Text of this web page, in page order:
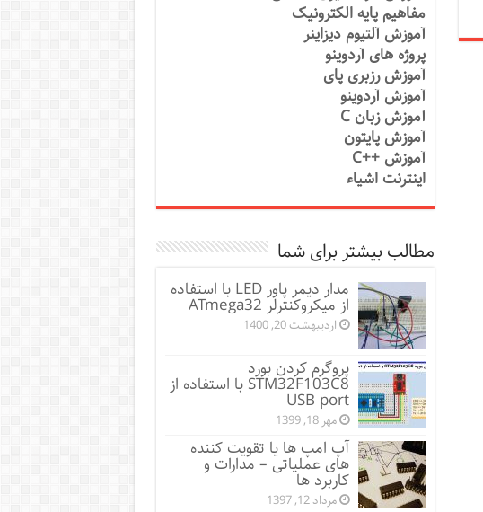
مفاهیم پایه الکترونیک
آموزش آلتیوم دیزاینر
پروژه های آردوینو
آموزش رزبری پای
آموزش آردوینو
آموزش زبان C
آموزش پایتون
آموزش ++C
اینترنت اشیاء
مطالب بیشتر برای شما
مدار دیمر پاور LED با استفاده
از میکروکنترلر ATmega32
اردیبهشت 20, 1400
پروگرم کردن بورد
STM32F103C8 با استفاده از
USB port
مهر 18, 1399
آپ امپ ها یا تقویت کننده
های عملیاتی – مدارات و
کاربرد ها
مرداد 12, 1397